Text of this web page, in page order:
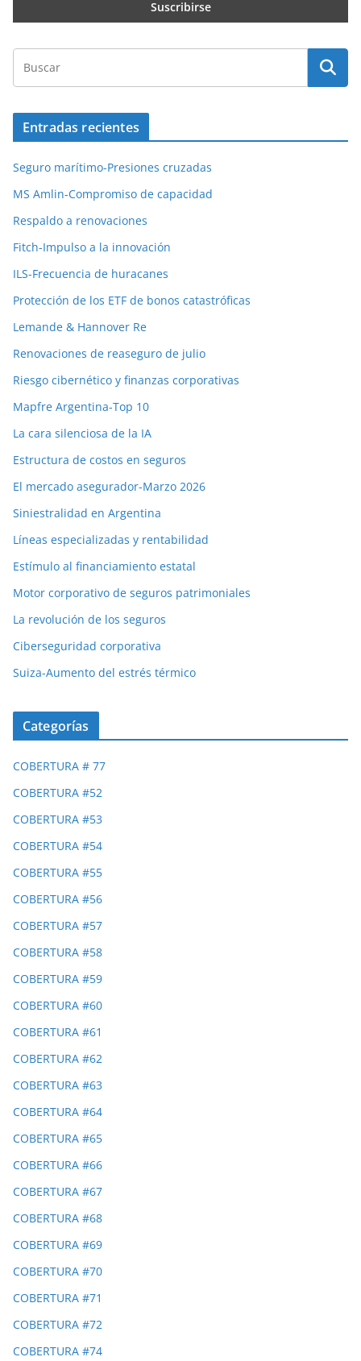
Entradas recientes
Seguro marítimo-Presiones cruzadas
MS Amlin-Compromiso de capacidad
Respaldo a renovaciones
Fitch-Impulso a la innovación
ILS-Frecuencia de huracanes
Protección de los ETF de bonos catastróficas
Lemande & Hannover Re
Renovaciones de reaseguro de julio
Riesgo cibernético y finanzas corporativas
Mapfre Argentina-Top 10
La cara silenciosa de la IA
Estructura de costos en seguros
El mercado asegurador-Marzo 2026
Siniestralidad en Argentina
Líneas especializadas y rentabilidad
Estímulo al financiamiento estatal
Motor corporativo de seguros patrimoniales
La revolución de los seguros
Ciberseguridad corporativa
Suiza-Aumento del estrés térmico
Categorías
COBERTURA # 77
COBERTURA #52
COBERTURA #53
COBERTURA #54
COBERTURA #55
COBERTURA #56
COBERTURA #57
COBERTURA #58
COBERTURA #59
COBERTURA #60
COBERTURA #61
COBERTURA #62
COBERTURA #63
COBERTURA #64
COBERTURA #65
COBERTURA #66
COBERTURA #67
COBERTURA #68
COBERTURA #69
COBERTURA #70
COBERTURA #71
COBERTURA #72
COBERTURA #74